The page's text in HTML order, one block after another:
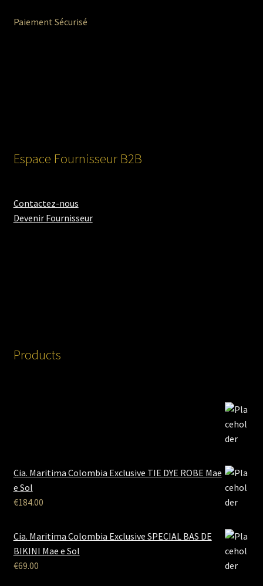
Paiement Sécurisé
Espace Fournisseur B2B
Contactez-nous
Devenir Fournisseur
Products
Cia. Maritima Colombia Exclusive TIE DYE ROBE Mae
e Sol
€184.00
Cia. Maritima Colombia Exclusive SPECIAL BAS DE
BIKINI Mae e Sol
€69.00